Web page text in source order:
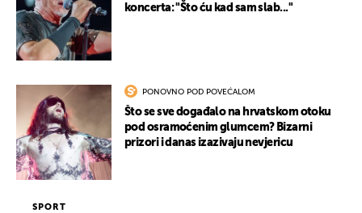
koncerta: "Što ću kad sam slab..."
PONOVNO POD POVEĆALOM
Što se sve događalo na hrvatskom otoku
pod osramoćenim glumcem? Bizarni
prizori i danas izazivaju nevjericu
SPORT